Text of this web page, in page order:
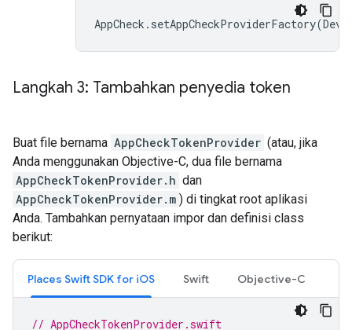
AppCheck . setAppCheckProviderFactory(
Langkah 3: Tambahkan penyedia token
Buat file bernama AppCheckTokenProvider (atau, jika
Anda menggunakan Objective-C, dua file bernama
AppCheckTokenProvider.h dan
AppCheckTokenProvider.m ) di tingkat root aplikasi
Anda. Tambahkan pernyataan impor dan definisi class
berikut:
Places Swift SDK for iOS Swift Objective-C
// AppCheckTokenProvider.swift